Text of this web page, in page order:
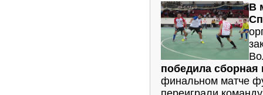
В
победила сборная
финальном матче